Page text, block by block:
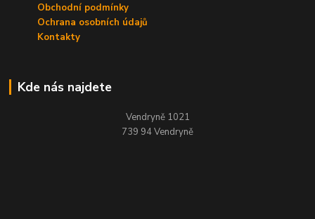
Obchodní podmínky
Ochrana osobních údajů
Kontakty
Kde nás najdete
Vendryně 1021
739 94 Vendryně